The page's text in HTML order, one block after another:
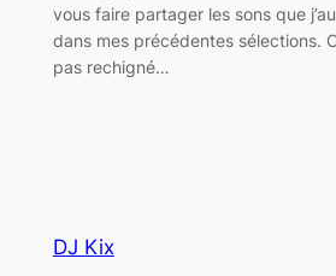
vous faire partager les sons que
dans mes précédentes sélections.
pas rechigné…
DJ Kix